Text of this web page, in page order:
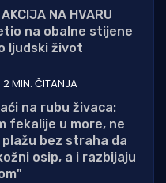
NA HVARU
na obalne stijene
ljudski život
2 MIN. ČITANJA
na rubu živaca:
fekalije u more, ne
plažu bez straha da
osip, a i razbijaju